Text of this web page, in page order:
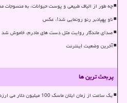
چه طور از الیاف طبیعی و پوست حیوانات، به
ناو پهپادبر رنو رونمایی شد!، عکس
صدای ماندگار روایت مثل دست های مادرم، خاموش شد
آخرین وضعیت اینترنت
پربحث ترین ها
یک ساعت از زمان ایلان ماسک 100 میلیون دلار می ارزد؟